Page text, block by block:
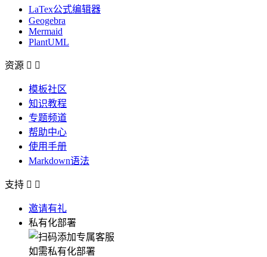
LaTex公式编辑器
Geogebra
Mermaid
PlantUML
资源  
模板社区
知识教程
专题频道
帮助中心
使用手册
Markdown语法
支持  
邀请有礼
私有化部署
如需私有化部署